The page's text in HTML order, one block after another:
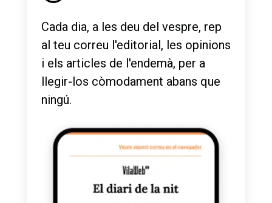
Cada dia, a les deu del vespre, rep
al teu correu l'editorial, les opinions
i els articles de l'endemà, per a
llegir-los còmodament abans que
ningú.